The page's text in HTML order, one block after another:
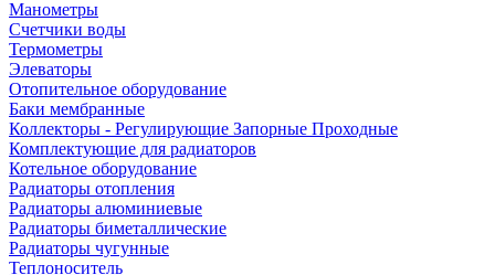
Манометры
Счетчики воды
Термометры
Элеваторы
Отопительное оборудование
Баки мембранные
Коллекторы - Регулирующие Запорные Проходные
Комплектующие для радиаторов
Котельное оборудование
Радиаторы отопления
Радиаторы алюминиевые
Радиаторы биметаллические
Радиаторы чугунные
Теплоноситель